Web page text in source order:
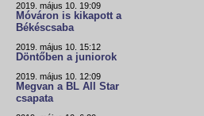
2019. május 10. 19:09
Móváron is kikapott a
Békéscsaba
2019. május 10. 15:12
Döntőben a juniorok
2019. május 10. 12:09
Megvan a BL All Star
csapata